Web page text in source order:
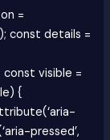
=
const details =
const visible =
{
pressed’,